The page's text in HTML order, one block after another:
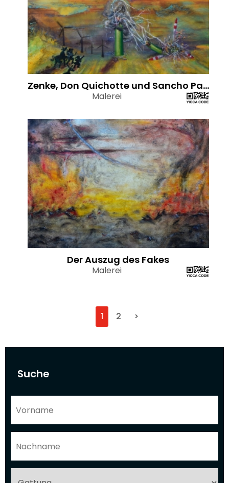
Suche
Zenke, Don Quichotte und Sancho Panza, Grüner Strom, 2022
Malerei
Der Auszug des Fakes
Malerei
1 2 >